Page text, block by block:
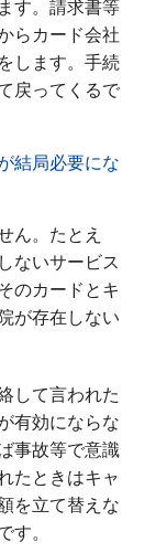
す。請求書等
らカード会社
します。手続
戻ってくるで
結局必要にな
ん。たとえ
ないサービス
のカードとキ
が存在しない
して言われた
有効にならな
事故等で意識
たときはキャ
を立て替えな
す。